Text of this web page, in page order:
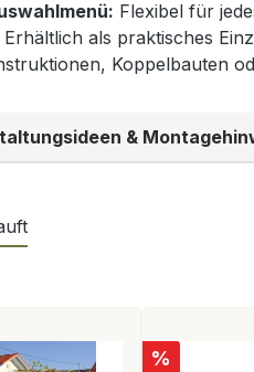
Flexibel für
Erhältlich als praktisches
Koppelbauten
&
Rabatt
%